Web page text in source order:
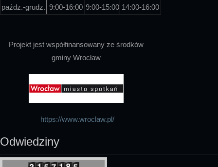
paźdz.-grudz. 9:00-16:00 9:00-15:00 14:00-16:00
Projekt jest współfinansowany ze środków
gminy Wrocław
https://www.wroclaw.pl/
Odwiedziny